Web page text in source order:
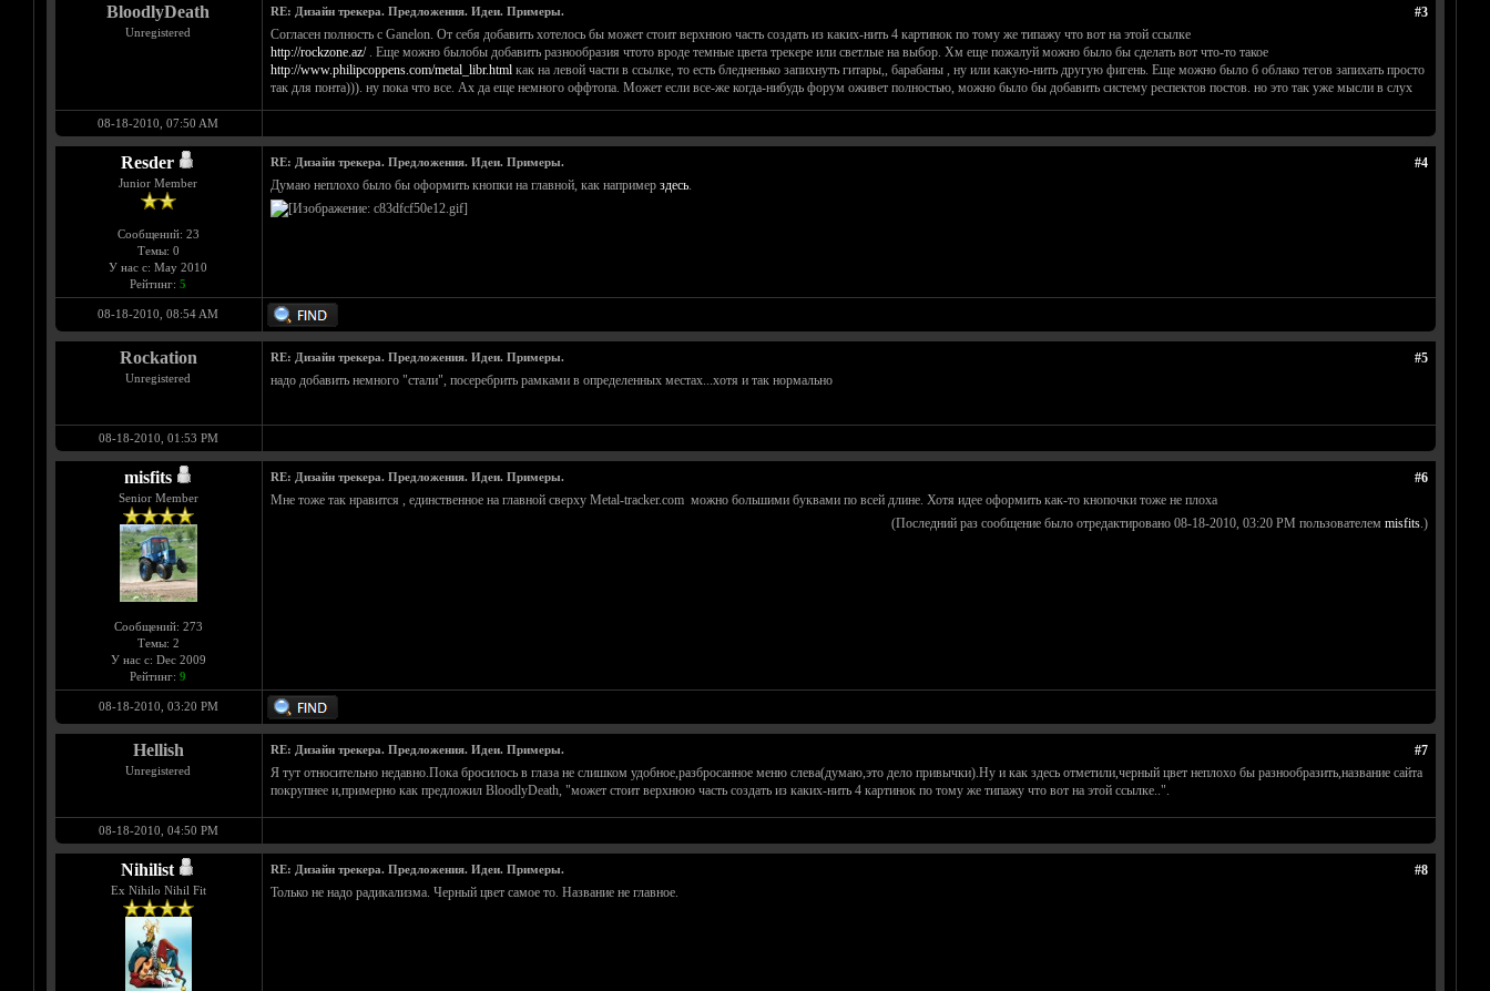
BloodlyDeath
Unregistered
#3
RE: Дизайн трекера. Предложения. Идеи. Примеры.
Согласен полность с Ganelon. От себя добавить хотелось бы может стоит верхнюю часть создать из каких-нить 4 картинок по тому же типажу что вот на этой ссылке
http://rockzone.az/. Еще можно былобы добавить разнообразия чтото вроде темные цвета трекере или светлые на выбор. Хм еще пожалуй можно было бы сделать вот что-то такое
http://www.philipcoppens.com/metal_libr.htmlкак на левой части в ссылке, то есть бледненько запихнуть гитары,, барабаны , ну или какую-нить другую фигень. Еще можно было б облако тегов запихать просто
так для понта))). ну пока что все. Ах да еще немного оффтопа. Может если все-же когда-нибудь форум оживет полностью, можно было бы добавить систему респектов постов. но это так уже мысли в слух
08-18-2010, 07:50 AM
Rеsder
Junior Member
Сообщений: 23
Темы: 0
У нас с: May 2010
Рейтинг: 5
#4
RE: Дизайн трекера. Предложения. Идеи. Примеры.
Думаю неплохо было бы оформить кнопки на главной, как например здесь.
08-18-2010, 08:54 AM
Rockation
Unregistered
#5
RE: Дизайн трекера. Предложения. Идеи. Примеры.
надо добавить немного "стали", посеребрить рамками в определенных местах...хотя и так нормально
08-18-2010, 01:53 PM
misfits
Senior Member
Сообщений: 273
Темы: 2
У нас с: Dec 2009
Рейтинг: 9
#6
RE: Дизайн трекера. Предложения. Идеи. Примеры.
Мне тоже так нравится , единственное на главной сверху Metal-tracker.com можно большими буквами по всей длине. Хотя идее оформить как-то кнопочки тоже не плоха
(Последний раз сообщение было отредактировано 08-18-2010, 03:20 PM пользователем misfits.)
08-18-2010, 03:20 PM
Hellish
Unregistered
#7
RE: Дизайн трекера. Предложения. Идеи. Примеры.
Я тут относительно недавно.Пока бросилось в глаза не слишком удобное,разбросанное меню слева(думаю,это дело привычки).Ну и как здесь отметили,черный цвет неплохо бы разнообразить,название сайта
покрупнее и,примерно как предложил BloodlyDeath, "может стоит верхнюю часть создать из каких-нить 4 картинок по тому же типажу что вот на этой ссылке..".
08-18-2010, 04:50 PM
Nihilist
Ex Nihilo Nihil Fit
#8
RE: Дизайн трекера. Предложения. Идеи. Примеры.
Только не надо радикализма. Черный цвет самое то. Название не главное.